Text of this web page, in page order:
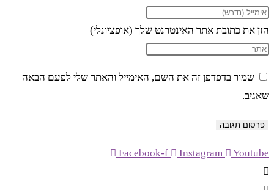
הזן את כתובת אתר האינטרנט שלך (אופציונלי)
שמור בדפדפן זה את השם, האימייל והאתר שלי לפעם הבאה
שאגיב.
Facebook-f Instagram Youtube